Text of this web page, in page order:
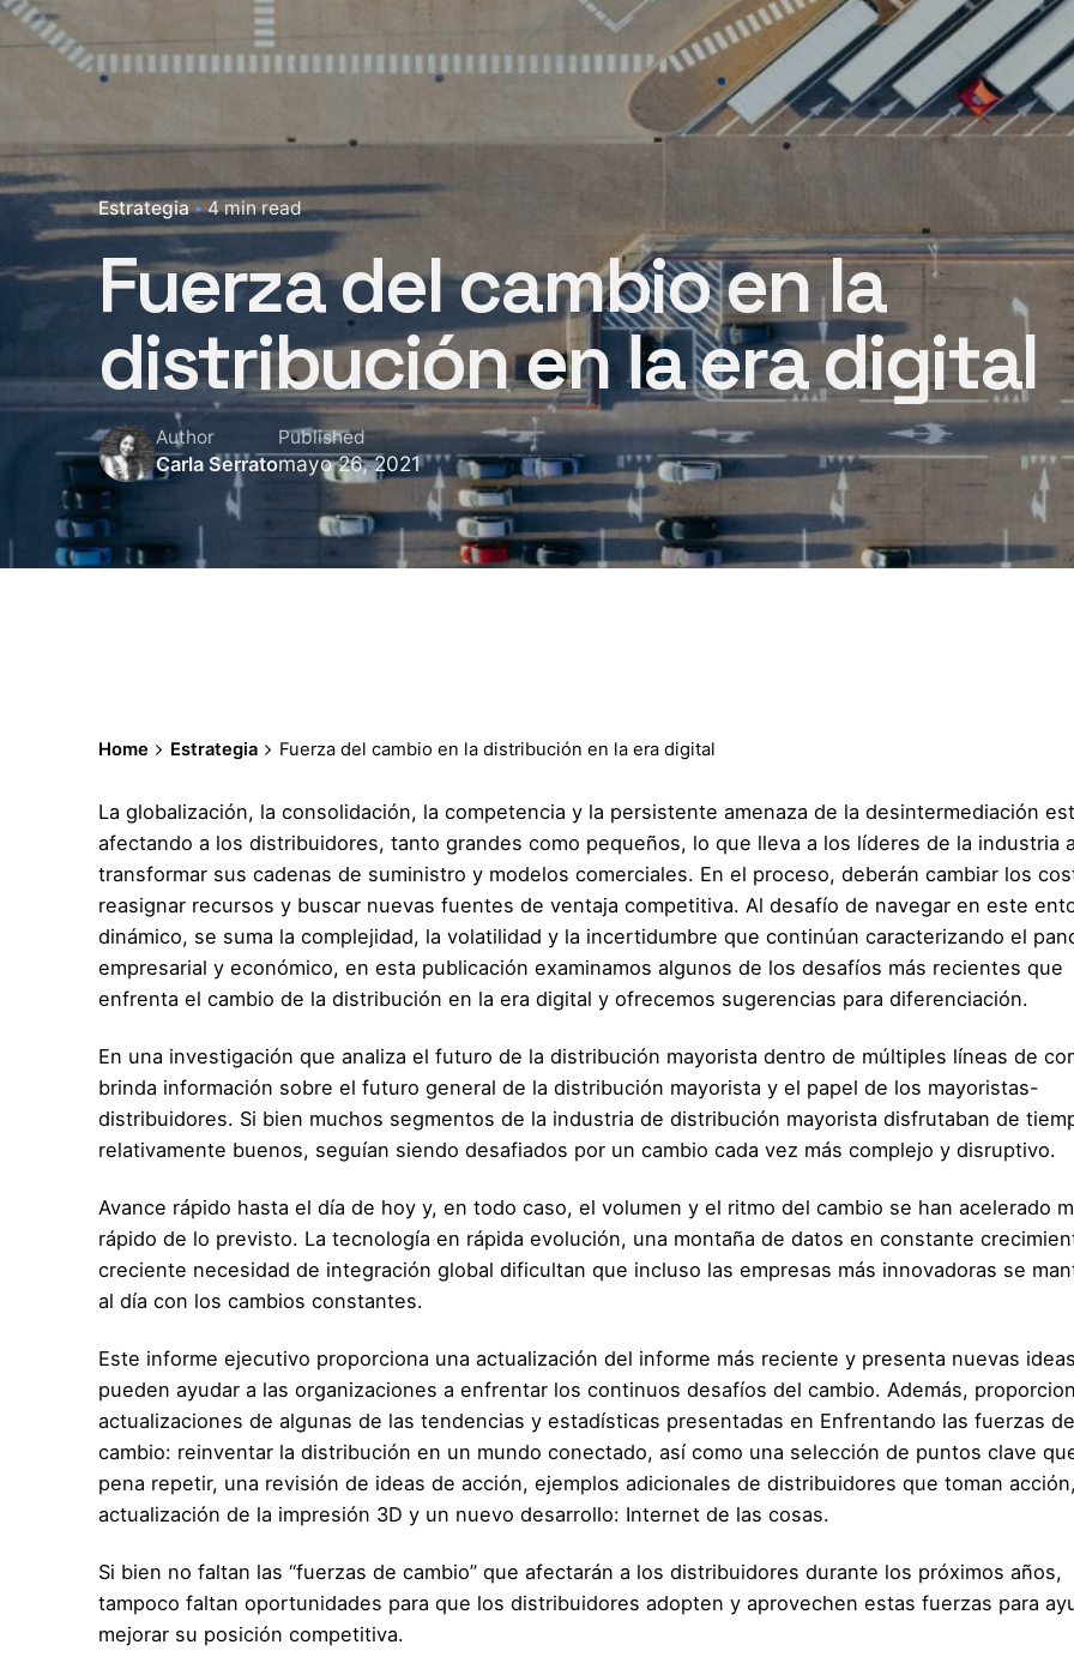
Estrategia 4 min read
Fuerza del cambio en la
distribución en la era digital
Author
Carla Serrato
Published
mayo 26, 2021
Home Estrategia Fuerza del cambio en la distribución en la era digital
La globalización, la consolidación, la competencia y la persistente amenaza de la desintermediación
afectando a los distribuidores, tanto grandes como pequeños, lo que lleva a los líderes de la industria a
transformar sus cadenas de suministro y modelos comerciales. En el proceso, deberán cambiar los
reasignar recursos y buscar nuevas fuentes de ventaja competitiva. Al desafío de navegar en este
dinámico, se suma la complejidad, la volatilidad y la incertidumbre que continúan caracterizando el
empresarial y económico, en esta publicación examinamos algunos de los desafíos más recientes que
enfrenta el cambio de la distribución en la era digital y ofrecemos sugerencias para diferenciación.
En una investigación que analiza el futuro de la distribución mayorista dentro de múltiples líneas de
brinda información sobre el futuro general de la distribución mayorista y el papel de los mayoristas-
distribuidores. Si bien muchos segmentos de la industria de distribución mayorista disfrutaban de
relativamente buenos, seguían siendo desafiados por un cambio cada vez más complejo y disruptivo.
Avance rápido hasta el día de hoy y, en todo caso, el volumen y el ritmo del cambio se han acelerado
rápido de lo previsto. La tecnología en rápida evolución, una montaña de datos en constante
creciente necesidad de integración global dificultan que incluso las empresas más innovadoras se
al día con los cambios constantes.
Este informe ejecutivo proporciona una actualización del informe más reciente y presenta nuevas
pueden ayudar a las organizaciones a enfrentar los continuos desafíos del cambio. Además,
actualizaciones de algunas de las tendencias y estadísticas presentadas en Enfrentando las fuerzas
cambio: reinventar la distribución en un mundo conectado, así como una selección de puntos clave
pena repetir, una revisión de ideas de acción, ejemplos adicionales de distribuidores que toman
actualización de la impresión 3D y un nuevo desarrollo: Internet de las cosas.
Si bien no faltan las “fuerzas de cambio” que afectarán a los distribuidores durante los próximos años,
tampoco faltan oportunidades para que los distribuidores adopten y aprovechen estas fuerzas para
mejorar su posición competitiva.